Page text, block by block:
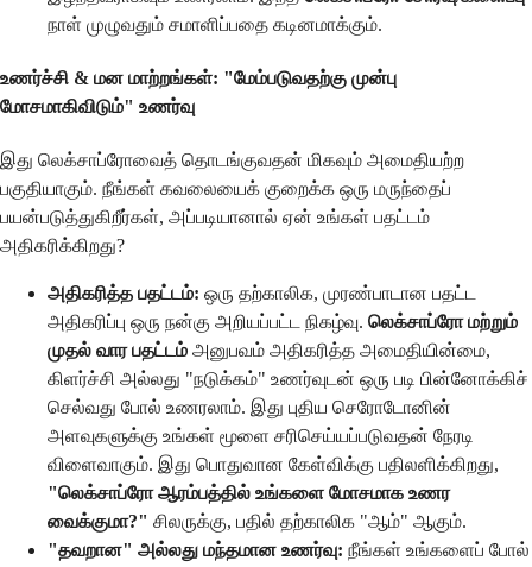
நாள் முழுவதும் சமாளிப்பதை கடினமாக்கும்.
உணர்ச்சி & மன மாற்றங்கள்: "மேம்படுவதற்கு முன்பு
மோசமாகிவிடும்" உணர்வு
இது லெக்சாப்ரோவைத் தொடங்குவதன் மிகவும் அமைதியற்ற
பகுதியாகும். நீங்கள் கவலையைக் குறைக்க ஒரு மருந்தைப்
பயன்படுத்துகிறீர்கள், அப்படியானால் ஏன் உங்கள் பதட்டம்
அதிகரிக்கிறது?
அதிகரித்த பதட்டம்: ஒரு தற்காலிக, முரண்பாடான பதட்ட
அதிகரிப்பு ஒரு நன்கு அறியப்பட்ட நிகழ்வு. லெக்சாப்ரோ மற்றும்
முதல் வார பதட்டம் அனுபவம் அதிகரித்த அமைதியின்மை,
கிளர்ச்சி அல்லது "நடுக்கம்" உணர்வுடன் ஒரு படி பின்னோக்கிச்
செல்வது போல் உணரலாம். இது புதிய செரோடோனின்
அளவுகளுக்கு உங்கள் மூளை சரிசெய்யப்படுவதன் நேரடி
விளைவாகும். இது பொதுவான கேள்விக்கு பதிலளிக்கிறது,
"லெக்சாப்ரோ ஆரம்பத்தில் உங்களை மோசமாக உணர
வைக்குமா?" சிலருக்கு, பதில் தற்காலிக "ஆம்" ஆகும்.
"தவறான" அல்லது மந்தமான உணர்வு: நீங்கள் உங்களைப் போல்